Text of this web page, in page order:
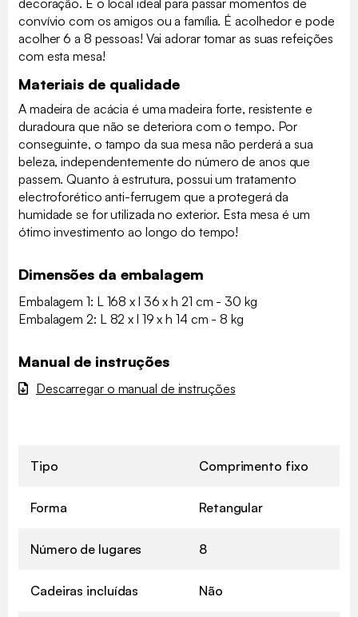
decoração. É o local ideal para passar momentos de
convívio com os amigos ou a família. É acolhedor e pode
acolher 6 a 8 pessoas! Vai adorar tomar as suas refeições
com esta mesa!
Materiais de qualidade
A madeira de acácia é uma madeira forte, resistente e
duradoura que não se deteriora com o tempo. Por
conseguinte, o tampo da sua mesa não perderá a sua
beleza, independentemente do número de anos que
passem. Quanto à estrutura, possui um tratamento
electroforético anti-ferrugem que a protegerá da
humidade se for utilizada no exterior. Esta mesa é um
ótimo investimento ao longo do tempo!
Dimensões da embalagem
Embalagem 1: L 168 x l 36 x h 21 cm - 30 kg
Embalagem 2: L 82 x l 19 x h 14 cm - 8 kg
Manual de instruções
Descarregar o manual de instruções
Tipo Comprimento fixo
Forma Retangular
Número de lugares 8
Cadeiras incluídas Não